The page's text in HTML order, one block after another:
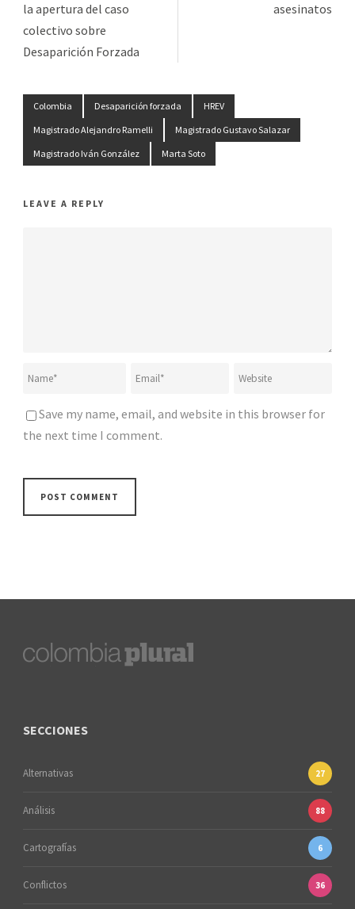
la apertura del caso
colectivo sobre
Desaparición Forzada
asesinatos
Colombia Desaparición forzada
HREV
Magistrado Alejandro Ramelli
Magistrado Gustavo Salazar
Magistrado Iván González
Marta Soto
LEAVE A REPLY
Save my name, email, and website in this browser for
the next time I comment.
SECCIONES
Alternativas 27
Análisis 88
Cartografías 6
Conflictos 36